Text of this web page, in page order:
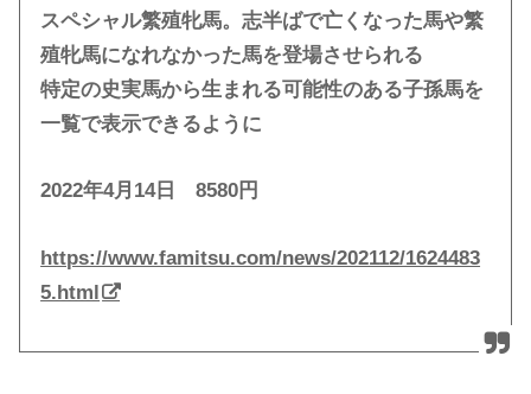
スペシャル繁殖牝馬。志半ばで亡くなった馬や繁
殖牝馬になれなかった馬を登場させられる
特定の史実馬から生まれる可能性のある子孫馬を
一覧で表示できるように
2022年4月14日 8580円
https://www.famitsu.com/news/202112/1624483
5.html